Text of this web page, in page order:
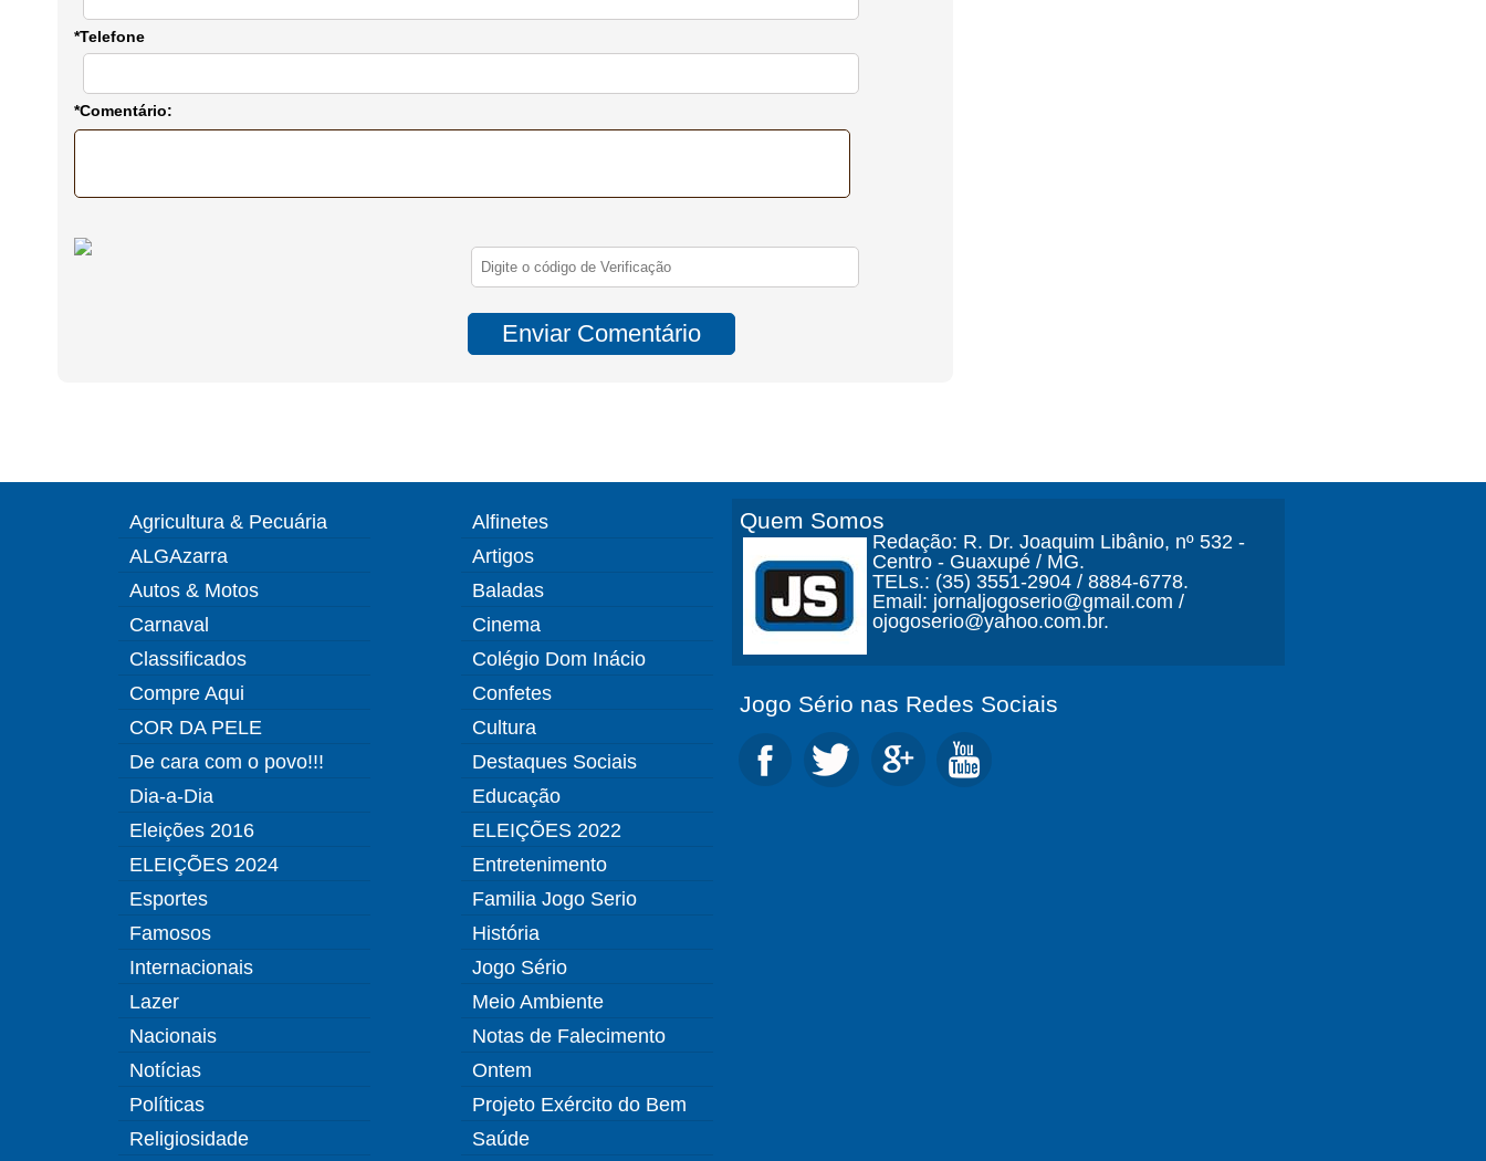
*Telefone
*Comentário:
Agricultura & Pecuária
ALGAzarra
Autos & Motos
Carnaval
Classificados
Compre Aqui
COR DA PELE
De cara com o povo!!!
Dia-a-Dia
Eleições 2016
ELEIÇÕES 2024
Esportes
Famosos
Internacionais
Lazer
Nacionais
Notícias
Políticas
Religiosidade
Alfinetes
Artigos
Baladas
Cinema
Colégio Dom Inácio
Confetes
Cultura
Destaques Sociais
Educação
ELEIÇÕES 2022
Entretenimento
Familia Jogo Serio
História
Jogo Sério
Meio Ambiente
Notas de Falecimento
Ontem
Projeto Exército do Bem
Saúde
Quem Somos
Redação: R. Dr. Joaquim Libânio, nº 532 -
Centro - Guaxupé / MG.
TELs.: (35) 3551-2904 / 8884-6778.
Email: jornaljogoserio@gmail.com /
ojogoserio@yahoo.com.br.
Jogo Sério nas Redes Sociais